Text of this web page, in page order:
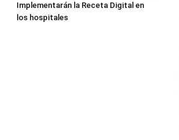
Implementarán la Receta Digital en
los hospitales